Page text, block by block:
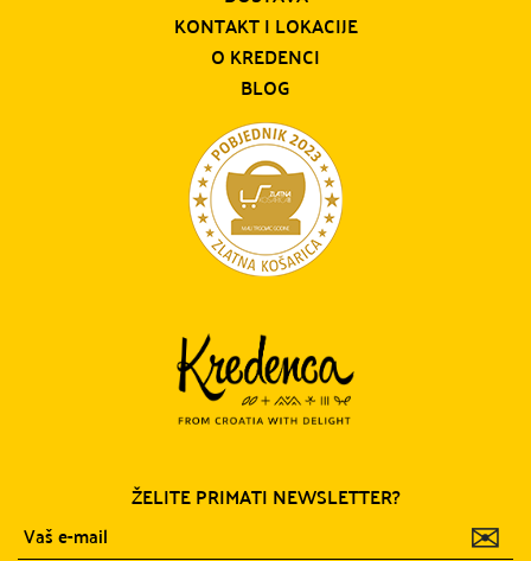
KONTAKT I LOKACIJE
O KREDENCI
BLOG
ŽELITE PRIMATI NEWSLETTER?
✉